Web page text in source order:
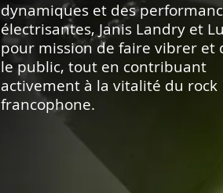
dynamiques et des
électrisantes, Janis Landry et
pour mission de faire vibrer et
le public, tout en contribuant
activement à la vitalité du rock
francophone.